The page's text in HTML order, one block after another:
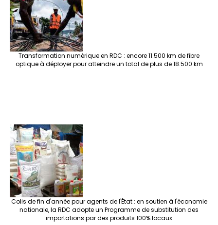
Transformation numérique en RDC : encore 11.500 km de fibre
optique à déployer pour atteindre un total de plus de 18.500 km
Colis de fin d'année pour agents de l'État : en soutien à l'économie
nationale, la RDC adopte un Programme de substitution des
importations par des produits 100% locaux